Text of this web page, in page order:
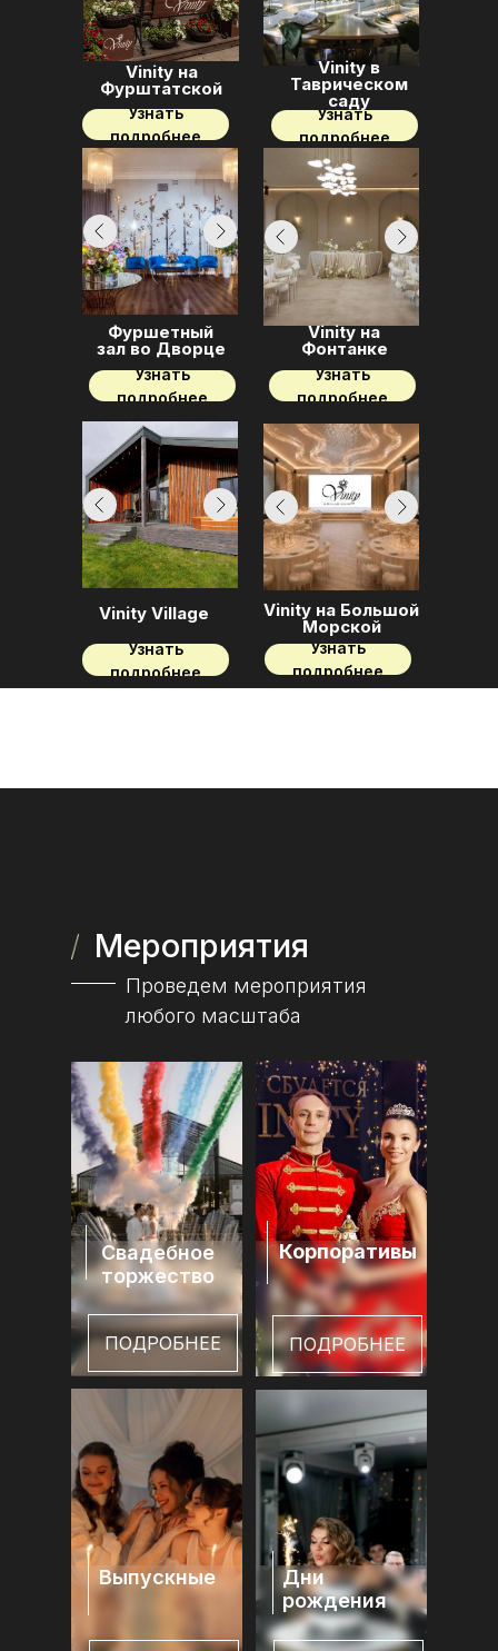
Vinity в
Таврическом
саду
Узнать
подробнее
Vinity на Большой
Морской
Vinity на
Фурштатской
Фуршетный
зал во Дворце
Vinity на
Фонтанке
Vinity Village
Узнать
подробнее
Узнать
подробнее
Узнать
подробнее
Узнать
подробнее
Узнать
подробнее
Мероприятия
Проведем мероприятия
любого масштаба
Свадебное
торжество
ПОДРОБНЕЕ
Дни
рождения
Корпоративы
ПОДРОБНЕЕ
Выпускные